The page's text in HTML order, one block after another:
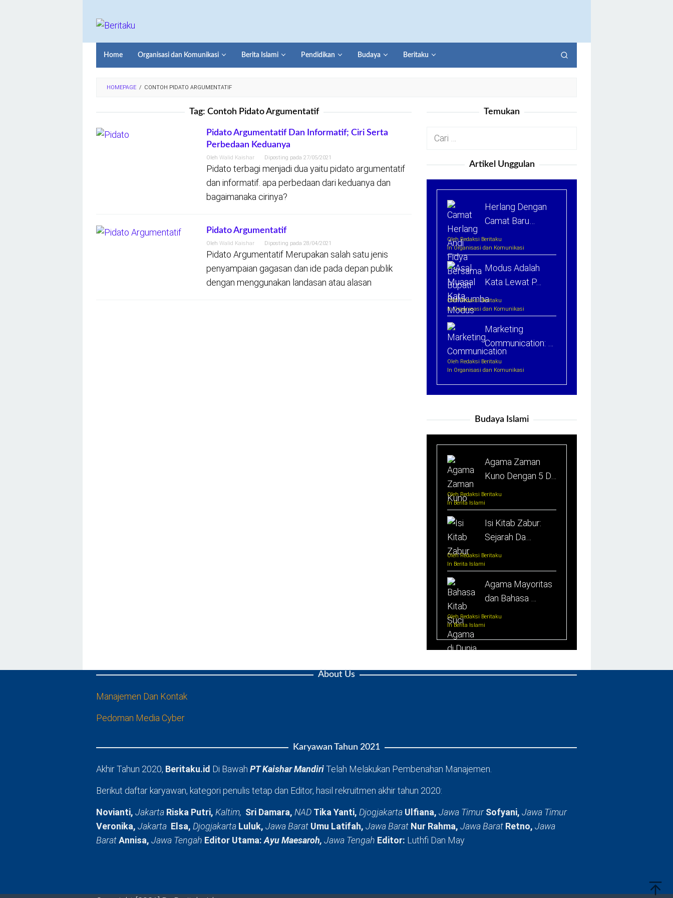
Home Organisasi dan Komunikasi Berita Islami Pendidikan Budaya Beritaku
HOMEPAGE / CONTOH PIDATO ARGUMENTATIF
Tag: Contoh Pidato Argumentatif
Pidato Argumentatif Dan Informatif; Ciri Serta
Perbedaan Keduanya
Oleh Walid Kaishar Diposting pada 27/05/2021
Pidato terbagi menjadi dua yaitu pidato argumentatif
dan informatif. apa perbedaan dari keduanya dan
bagaimanaka cirinya?
Pidato Argumentatif
Oleh Walid Kaishar Diposting pada 28/04/2021
Pidato Argumentatif Merupakan salah satu jenis
penyampaian gagasan dan ide pada depan publik
dengan menggunakan landasan atau alasan
Temukan
Cari
Artikel Unggulan
Herlang Dengan
Camat Baru…
Oleh Redaksi Beritaku
In Organisasi dan Komunikasi
Modus Adalah
Kata Lewat P…
Oleh Redaksi Beritaku
In Organisasi dan Komunikasi
Marketing
Communication: …
Oleh Redaksi Beritaku
In Organisasi dan Komunikasi
Budaya Islami
Agama Zaman
Kuno Dengan 5 D…
Oleh Redaksi Beritaku
In Berita Islami
Isi Kitab Zabur:
Sejarah Da…
Oleh Redaksi Beritaku
In Berita Islami
Agama Mayoritas
dan Bahasa …
Oleh Redaksi Beritaku
In Berita Islami
About Us
Manajemen Dan Kontak
Pedoman Media Cyber
Karyawan Tahun 2021
Akhir Tahun 2020, Beritaku.id Di Bawah PT Kaishar MandiriTelah Melakukan Pembenahan Manajemen.
Berikut daftar karyawan, kategori penulis tetap dan Editor, hasil rekruitmen akhir tahun 2020:
Novianti, Jakarta Riska Putri, Kaltim, Sri Damara, NAD Tika Yanti, Djogjakarta Ulfiana, Jawa TimurSofyani, Jawa Timur
Veronika, Jakarta Elsa, Djogjakarta Luluk, Jawa Barat Umu Latifah, Jawa Barat Nur Rahma, Jawa Barat Retno, Jawa
BaratAnnisa, Jawa Tengah Editor Utama:Ayu Maesaroh, Jawa Tengah Editor: Luthfi Dan May